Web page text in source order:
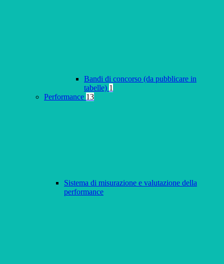
Bandi di concorso (da pubblicare in
tabelle) 1
Performance 13
Sistema di misurazione e valutazione della
performance